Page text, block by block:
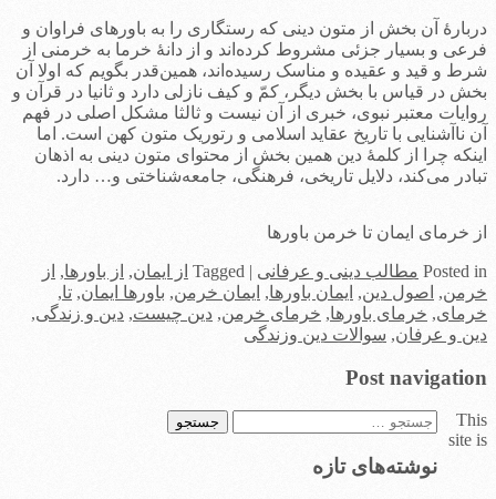
دربارۀ آن بخش از متون دینی که رستگاری را به باورهای فراوان و
فرعی و بسیار جزئی مشروط کرده‌اند و از دانۀ خرما به خرمنی از
شرط و قید و عقیده و مناسک رسیده‌اند، همین‌قدر بگویم که اولا آن
بخش در قیاس با بخش دیگر، کمّ و کیف نازلی دارد و ثانیا در قرآن و
روایات معتبر نبوی، خبری از آن نیست و ثالثا مشکل اصلی در فهم
آن ناآشنایی با تاریخ عقاید اسلامی و رتوریک متون کهن است. اما
اینکه چرا از کلمۀ دین همین بخش از محتوای متون دینی به اذهان
تبادر می‌کند، دلایل تاریخی، فرهنگی، جامعه‌شناختی و… دارد.
از خرمای ایمان تا خرمن باورها
Posted in مطالب دینی و عرفانی |
Tagged از ایمان, از باورها, از
خرمن, اصول دین, ایمان باورها, ایمان خرمن, باورها ایمان, تا,
خرمای, خرمای باورها, خرمای خرمن, دین چیست, دین و زندگی,
دین و عرفان, سوالات دین وزندگی
Post navigation
جستجو
نوشته‌های تازه
This
site is